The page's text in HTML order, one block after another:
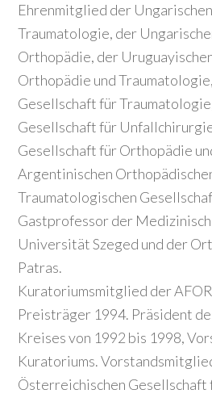
Ehrenmitglied der
Traumatologie, der
Orthopädie, der
Orthopädie und
Gesellschaft für
Gesellschaft für
Gesellschaft für Orthopädie
Argentinischen
Traumatologischen
Gastprofessor der
Universität Szeged und der
Patras.
Kuratoriumsmitglied der
Preisträger 1994. Präsident
Kreises von 1992 bis 1998,
Kuratoriums.
Österreichischen